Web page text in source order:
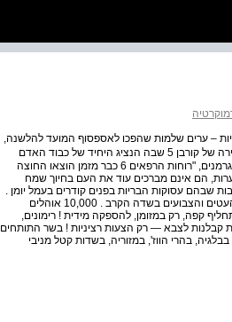
– ערים שלמות שהפכו לאספסוף המועד להלשנה,
להטרדת נשים, לצרחות "הוּ�ה ! " ולהטרפת עצמו בשמועות פרועות ; אווירה של קורבן 5 שבה הנציג היחיד של כבוד האדם
הוא אדם, אווירת קישינב, שוטר המקוף . ההצגה הסתיימה . המלומדים הגרמנים, "רוחות הרפאים 6 כבר מזמן הוצאו החוצה
הם אינם מברכים עוד את העם בחיוך שמח
שבהם עסוקות הבריות בפנים קודרים בעמל יומן .
באווירו המפוכח של היום החיוור נשמע פזמון אחר : הצרחה הצרודה של העטים והצבועים בשדה הקרב . 10,000 אוהלים
חזיר, אבקת קקאו, תחליף קפה, רק במזומן, להספקה מידית ! רימונים,
קבלנות לצבא — רק הצעות רציניות ! בשר התותחים
בהרי הווז', במזוריה, בשדות קטל מניבי